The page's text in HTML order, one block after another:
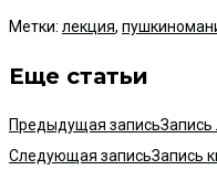
Метки: лекция,
Еще статьи
Предыдущая записьЗапись
Следующая записьЗапись